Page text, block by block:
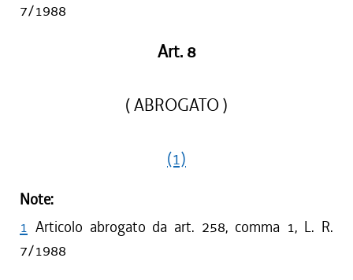
7/1988
Art. 8
( ABROGATO )
(1)
Note:
1 Articolo abrogato da art. 258, comma 1, L. R.
7/1988